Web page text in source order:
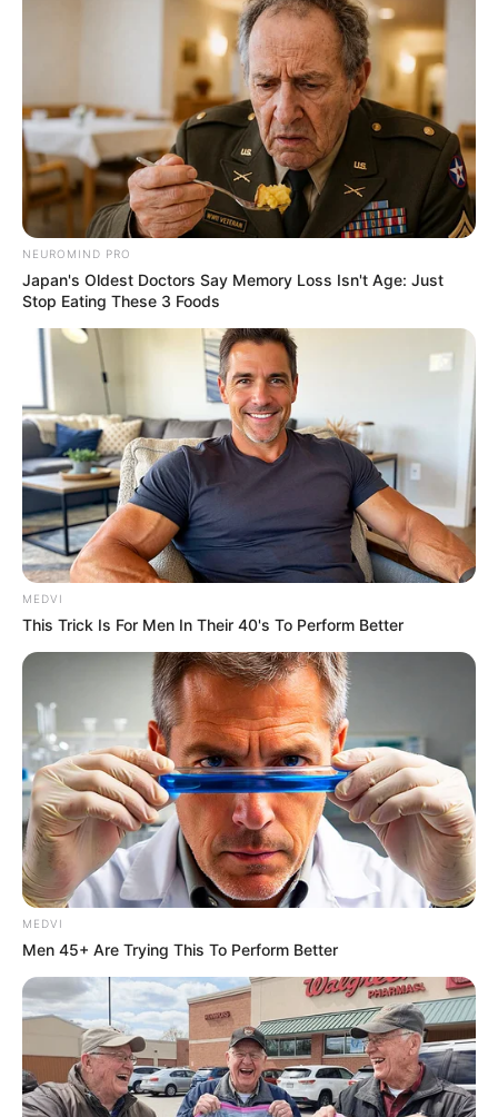
NEUROMIND PRO
Japan's Oldest Doctors Say Memory Loss Isn't Age: Just
Stop Eating These 3 Foods
MEDVI
This Trick Is For Men In Their 40's To Perform Better
MEDVI
Men 45+ Are Trying This To Perform Better